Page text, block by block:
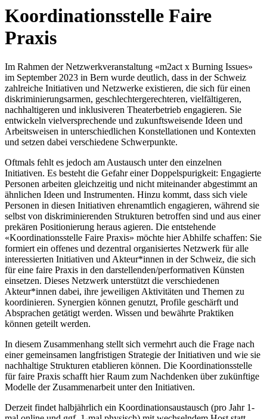
Koordinationsstelle Faire
Praxis
Im Rahmen der Netzwerkveranstaltung «m2act x Burning Issues»
im September 2023 in Bern wurde deutlich, dass in der Schweiz
zahlreiche Initiativen und Netzwerke existieren, die sich für einen
diskriminierungsarmen, geschlechtergerechteren, vielfältigeren,
nachhaltigeren und inklusiveren Theaterbetrieb engagieren. Sie
entwickeln vielversprechende und zukunftsweisende Ideen und
Arbeitsweisen in unterschiedlichen Konstellationen und Kontexten
und setzen dabei verschiedene Schwerpunkte.
Oftmals fehlt es jedoch am Austausch unter den einzelnen
Initiativen. Es besteht die Gefahr einer Doppelspurigkeit: Engagierte
Personen arbeiten gleichzeitig und nicht miteinander abgestimmt an
ähnlichen Ideen und Instrumenten. Hinzu kommt, dass sich viele
Personen in diesen Initiativen ehrenamtlich engagieren, während sie
selbst von diskriminierenden Strukturen betroffen sind und aus einer
prekären Positionierung heraus agieren. Die entstehende
«Koordinationsstelle Faire Praxis» möchte hier Abhilfe schaffen: Sie
formiert ein offenes und dezentral organisiertes Netzwerk für alle
interessierten Initiativen und Akteur*innen in der Schweiz, die sich
für eine faire Praxis in den darstellenden/performativen Künsten
einsetzen. Dieses Netzwerk unterstützt die verschiedenen
Akteur*innen dabei, ihre jeweiligen Aktivitäten und Themen zu
koordinieren. Synergien können genutzt, Profile geschärft und
Absprachen getätigt werden. Wissen und bewährte Praktiken
können geteilt werden.
In diesem Zusammenhang stellt sich vermehrt auch die Frage nach
einer gemeinsamen langfristigen Strategie der Initiativen und wie sie
nachhaltige Strukturen etablieren können. Die Koordinationsstelle
für faire Praxis schafft hier Raum zum Nachdenken über zukünftige
Modelle der Zusammenarbeit unter den Initiativen.
Derzeit findet halbjährlich ein Koordinationsaustausch (pro Jahr 1-